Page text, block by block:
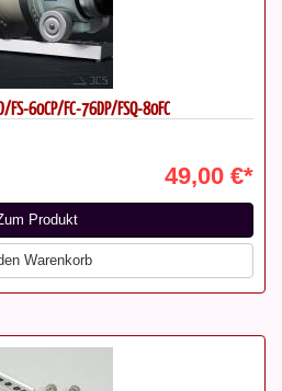
60CP/FC-76DP/FSQ-80FC
49,00 €*
Produkt
Warenkorb